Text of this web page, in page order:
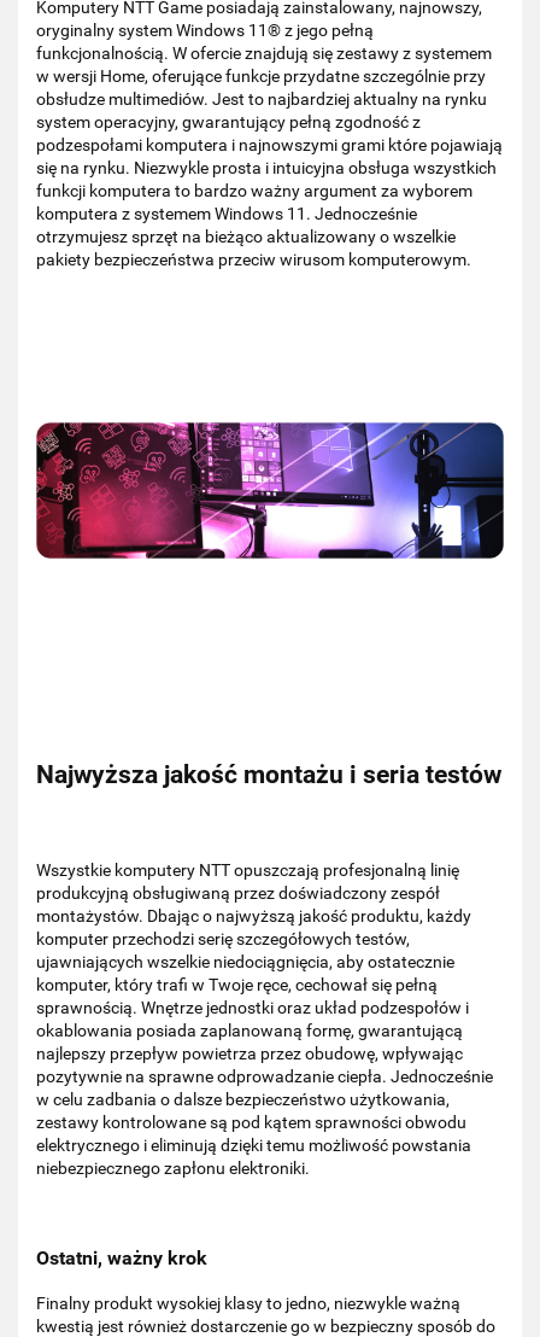
Komputery NTT Game posiadają zainstalowany, najnowszy,
oryginalny system Windows 11® z jego pełną
funkcjonalnością. W ofercie znajdują się zestawy z systemem
w wersji Home, oferujące funkcje przydatne szczególnie przy
obsłudze multimediów. Jest to najbardziej aktualny na rynku
system operacyjny, gwarantujący pełną zgodność z
podzespołami komputera i najnowszymi grami które pojawiają
się na rynku. Niezwykle prosta i intuicyjna obsługa wszystkich
funkcji komputera to bardzo ważny argument za wyborem
komputera z systemem Windows 11. Jednocześnie
otrzymujesz sprzęt na bieżąco aktualizowany o wszelkie
pakiety bezpieczeństwa przeciw wirusom komputerowym.
Najwyższa jakość montażu i seria testów
Wszystkie komputery NTT opuszczają profesjonalną linię
produkcyjną obsługiwaną przez doświadczony zespół
montażystów. Dbając o najwyższą jakość produktu, każdy
komputer przechodzi serię szczegółowych testów,
ujawniających wszelkie niedociągnięcia, aby ostatecznie
komputer, który trafi w Twoje ręce, cechował się pełną
sprawnością. Wnętrze jednostki oraz układ podzespołów i
okablowania posiada zaplanowaną formę, gwarantującą
najlepszy przepływ powietrza przez obudowę, wpływając
pozytywnie na sprawne odprowadzanie ciepła. Jednocześnie
w celu zadbania o dalsze bezpieczeństwo użytkowania,
zestawy kontrolowane są pod kątem sprawności obwodu
elektrycznego i eliminują dzięki temu możliwość powstania
niebezpiecznego zapłonu elektroniki.
Ostatni, ważny krok
Finalny produkt wysokiej klasy to jedno, niezwykle ważną
kwestią jest również dostarczenie go w bezpieczny sposób do